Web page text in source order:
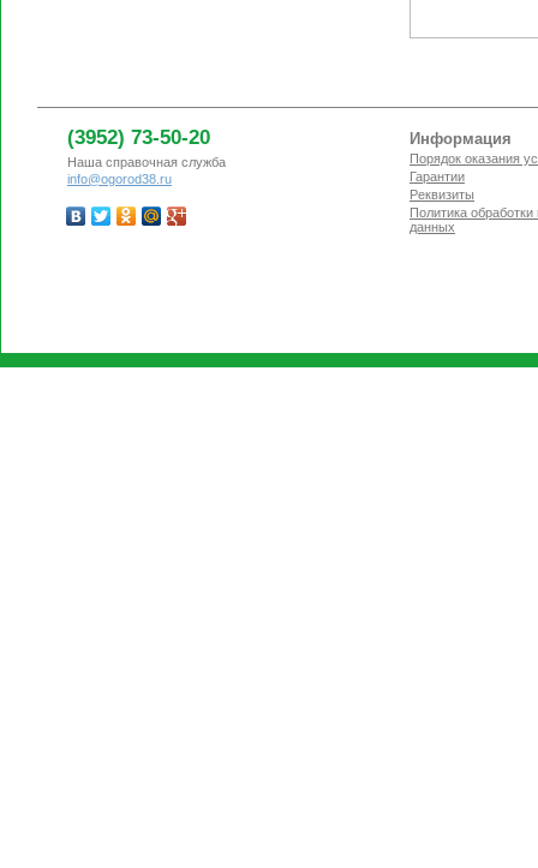
(3952) 73-50-20
Наша справочная служба
info@ogorod38.ru
Информация
Порядок оказания
Гарантии
Реквизиты
Политика
данных